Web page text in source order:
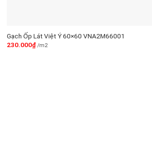
Gạch Ốp Lát Việt Ý 60×60 VNA2M66001
230.000₫/m2